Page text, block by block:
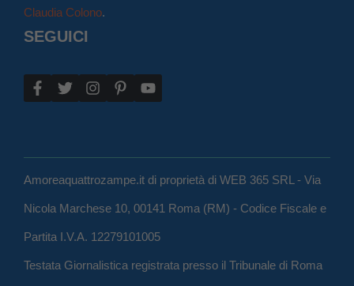
Claudia Colono.
SEGUICI
Amoreaquattrozampe.it di proprietà di WEB 365 SRL - Via
Nicola Marchese 10, 00141 Roma (RM) - Codice Fiscale e
Partita I.V.A. 12279101005
Testata Giornalistica registrata presso il Tribunale di Roma